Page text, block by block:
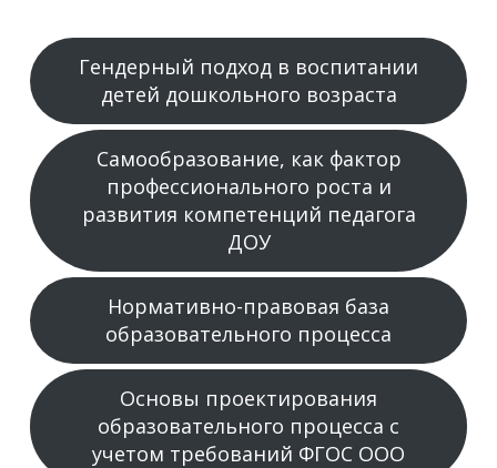
Гендерный подход в воспитании
детей дошкольного возраста
Самообразование, как фактор
профессионального роста и
развития компетенций педагога
ДОУ
Нормативно-правовая база
образовательного процесса
Основы проектирования
образовательного процесса с
учетом требований ФГОС ООО